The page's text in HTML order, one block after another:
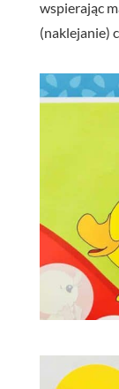
wspierając
(naklejanie)